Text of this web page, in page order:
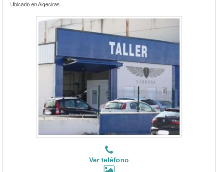
Ubicado en Algeciras
Ver teléfono